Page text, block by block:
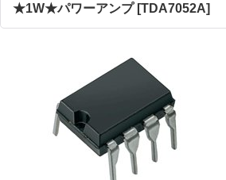
★1W★パワーアンプ [TDA7052A]